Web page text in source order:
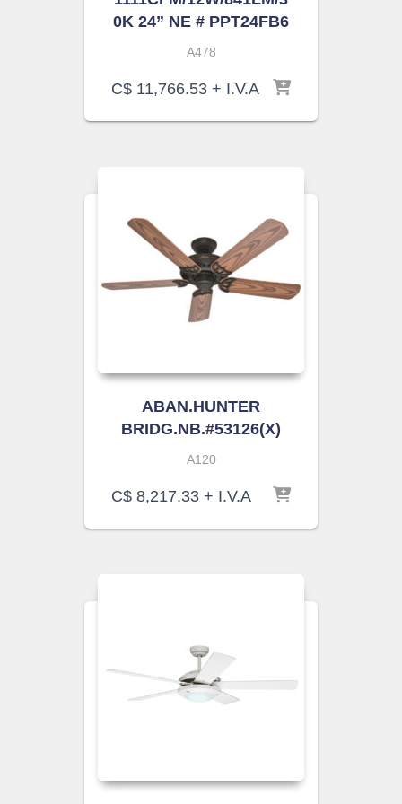
0K 24” NE # PPT24FB6
A478
C$ 11,766.53 + I.V.A
ABAN.HUNTER
BRIDG.NB.#53126(X)
A120
C$ 8,217.33 + I.V.A